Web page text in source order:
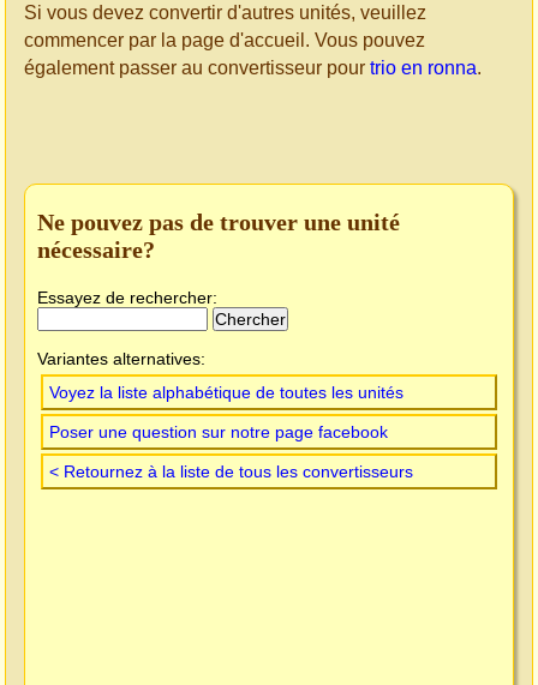
Si vous devez convertir d'autres unités, veuillez
commencer par la page d'accueil. Vous pouvez
également passer au convertisseur pour trio en ronna.
Ne pouvez pas de trouver une unité
nécessaire?
Essayez de rechercher:
Variantes alternatives:
Voyez la liste alphabétique de toutes les unités
Poser une question sur notre page facebook
< Retournez à la liste de tous les convertisseurs